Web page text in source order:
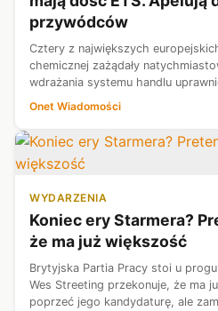
przywódców
Cztery z największych
chemicznej zażądały
wdrażania systemu handlu
Argumentują, że najważniejsza
Onet Wiadomości
WYDARZENIA
Koniec ery Starmera?
że ma już większość
Brytyjska Partia Pracy stoi u
Wes Streeting przekonuje, że ma
poprzeć jego kandydaturę, ale